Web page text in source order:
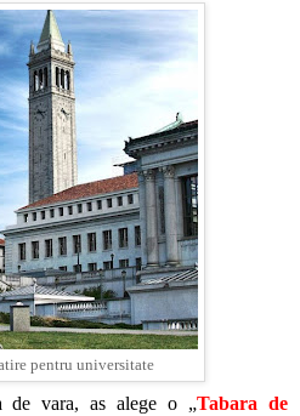
pentru universitate
de vara, as alege o „Tabara de